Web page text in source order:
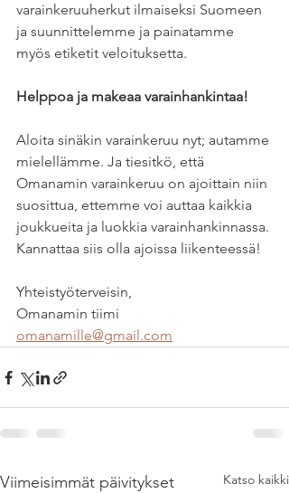
varainkeruuherkut ilmaiseksi Suomeen
ja suunnittelemme ja painatamme
myös etiketit veloituksetta.
Helppoa ja makeaa varainhankintaa!
Aloita sinäkin varainkeruu nyt; autamme
mielellämme. Ja tiesitkö, että
Omanamin varainkeruu on ajoittain niin
suosittua, ettemme voi auttaa kaikkia
joukkueita ja luokkia varainhankinnassa.
Kannattaa siis olla ajoissa liikenteessä!
Yhteistyöterveisin,
Omanamin tiimi
omanamille@gmail.com
Viimeisimmät päivitykset Katso kaikki